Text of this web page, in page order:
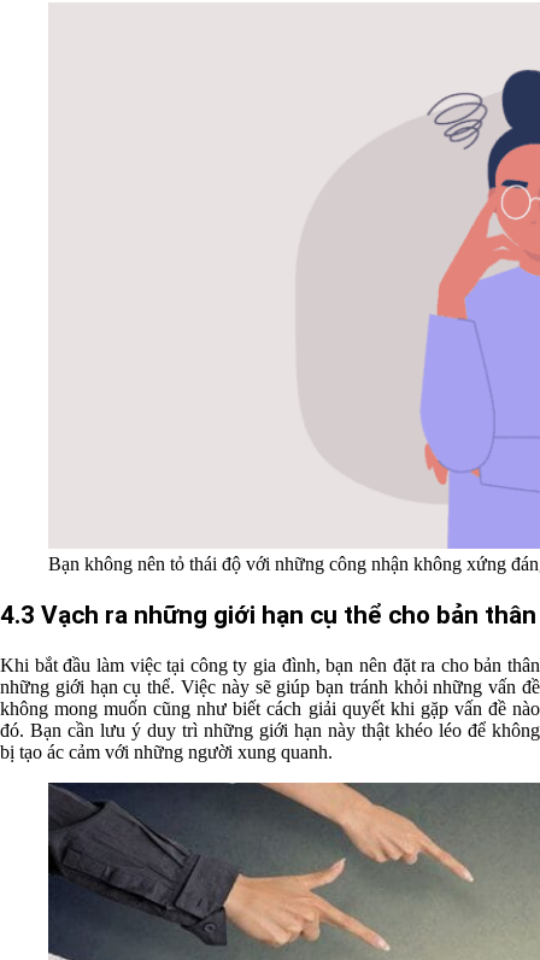
Bạn không nên tỏ thái độ với những công nhận không xứng
4.3 Vạch ra những giới hạn cụ thể cho bản thân
Khi bắt đầu làm việc tại công ty gia đình, bạn nên đặt ra cho bản thân
những giới hạn cụ thể. Việc này sẽ giúp bạn tránh khỏi những vấn đề
không mong muốn cũng như biết cách giải quyết khi gặp vấn đề nào
đó. Bạn cần lưu ý duy trì những giới hạn này thật khéo léo để không
bị tạo ác cảm với những người xung quanh.